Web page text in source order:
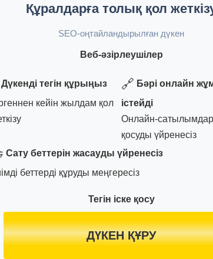
Құралдарға толық қол
SEO-оңтайландырылған дүкен
Веб-әзірлеушілер
Дүкенді тегін құрыңыз
кейін жылдам қол
🔗 Бәрі онлайн
істейді
Онлайн-
қосуды үйренесіз
Сату беттерін жасауды үйренесіз
беттерді құруды меңгересіз
Тегін іске қосу
ДҮКЕН ҚҰРУ